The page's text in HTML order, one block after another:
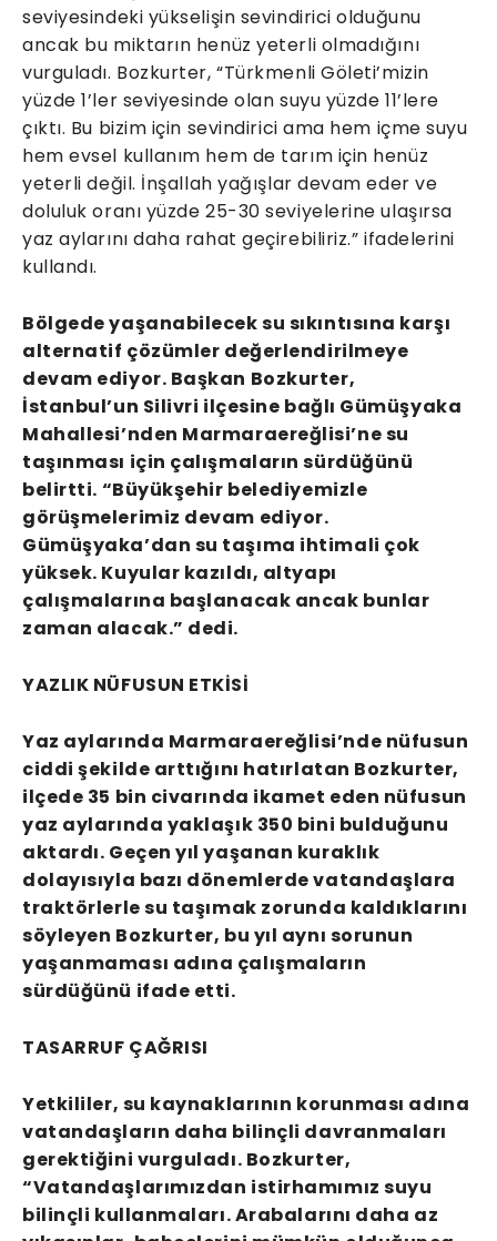
seviyesindeki yükselişin sevindirici olduğunu
ancak bu miktarın henüz yeterli olmadığını
vurguladı. Bozkurter, “Türkmenli Göleti’mizin
yüzde 1’ler seviyesinde olan suyu yüzde 11’lere
çıktı. Bu bizim için sevindirici ama hem içme suyu
hem evsel kullanım hem de tarım için henüz
yeterli değil. İnşallah yağışlar devam eder ve
doluluk oranı yüzde 25-30 seviyelerine ulaşırsa
yaz aylarını daha rahat geçirebiliriz.” ifadelerini
kullandı.
Bölgede yaşanabilecek su sıkıntısına karşı
alternatif çözümler değerlendirilmeye
devam ediyor. Başkan Bozkurter,
İstanbul’un Silivri ilçesine bağlı Gümüşyaka
Mahallesi’nden Marmaraereğlisi’ne su
taşınması için çalışmaların sürdüğünü
belirtti. “Büyükşehir belediyemizle
görüşmelerimiz devam ediyor.
Gümüşyaka’dan su taşıma ihtimali çok
yüksek. Kuyular kazıldı, altyapı
çalışmalarına başlanacak ancak bunlar
zaman alacak.” dedi.
YAZLIK NÜFUSUN ETKİSİ
Yaz aylarında Marmaraereğlisi’nde nüfusun
ciddi şekilde arttığını hatırlatan Bozkurter,
ilçede 35 bin civarında ikamet eden nüfusun
yaz aylarında yaklaşık 350 bini bulduğunu
aktardı. Geçen yıl yaşanan kuraklık
dolayısıyla bazı dönemlerde vatandaşlara
traktörlerle su taşımak zorunda kaldıklarını
söyleyen Bozkurter, bu yıl aynı sorunun
yaşanmaması adına çalışmaların
sürdüğünü ifade etti.
TASARRUF ÇAĞRISI
Yetkililer, su kaynaklarının korunması adına
vatandaşların daha bilinçli davranmaları
gerektiğini vurguladı. Bozkurter,
“Vatandaşlarımızdan istirhamımız suyu
bilinçli kullanmaları. Arabalarını daha az